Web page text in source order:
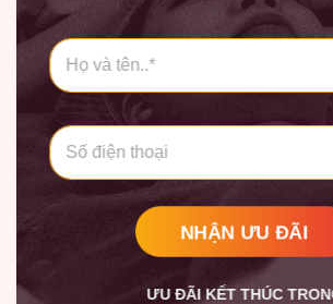
H
ọ
v
t
ê
n
S
ố
*
NHẬN ƯU ĐÃI
ƯU ĐÃI KẾT THÚC